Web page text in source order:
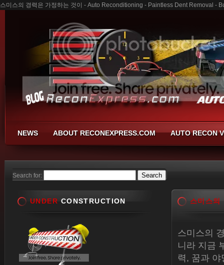
스미스의 경력은 가정하는 것이 - Auto Reconditioning - Paintless Dent Removal -
NEWS ABOUT RECONEXPRESS.COM AUTO RECON
Search for:
스미스의
스미스의
니라 지금
력, 꿈과
UNDER CONSTRUCTION